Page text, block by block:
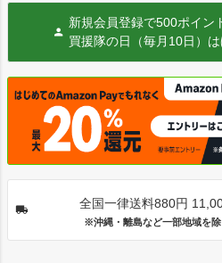
新規会員登録で500ポイン
買援隊の日（毎月10日）
全国一律送料880円
※沖縄・離島など一部地域を